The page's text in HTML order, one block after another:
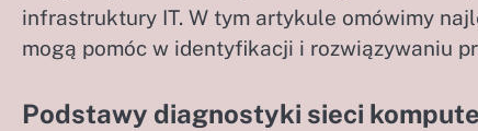
infrastruktury IT. W tym artykule omówimy
mogą pomóc w identyfikacji i rozwiązywaniu
Podstawy diagnostyki sieci